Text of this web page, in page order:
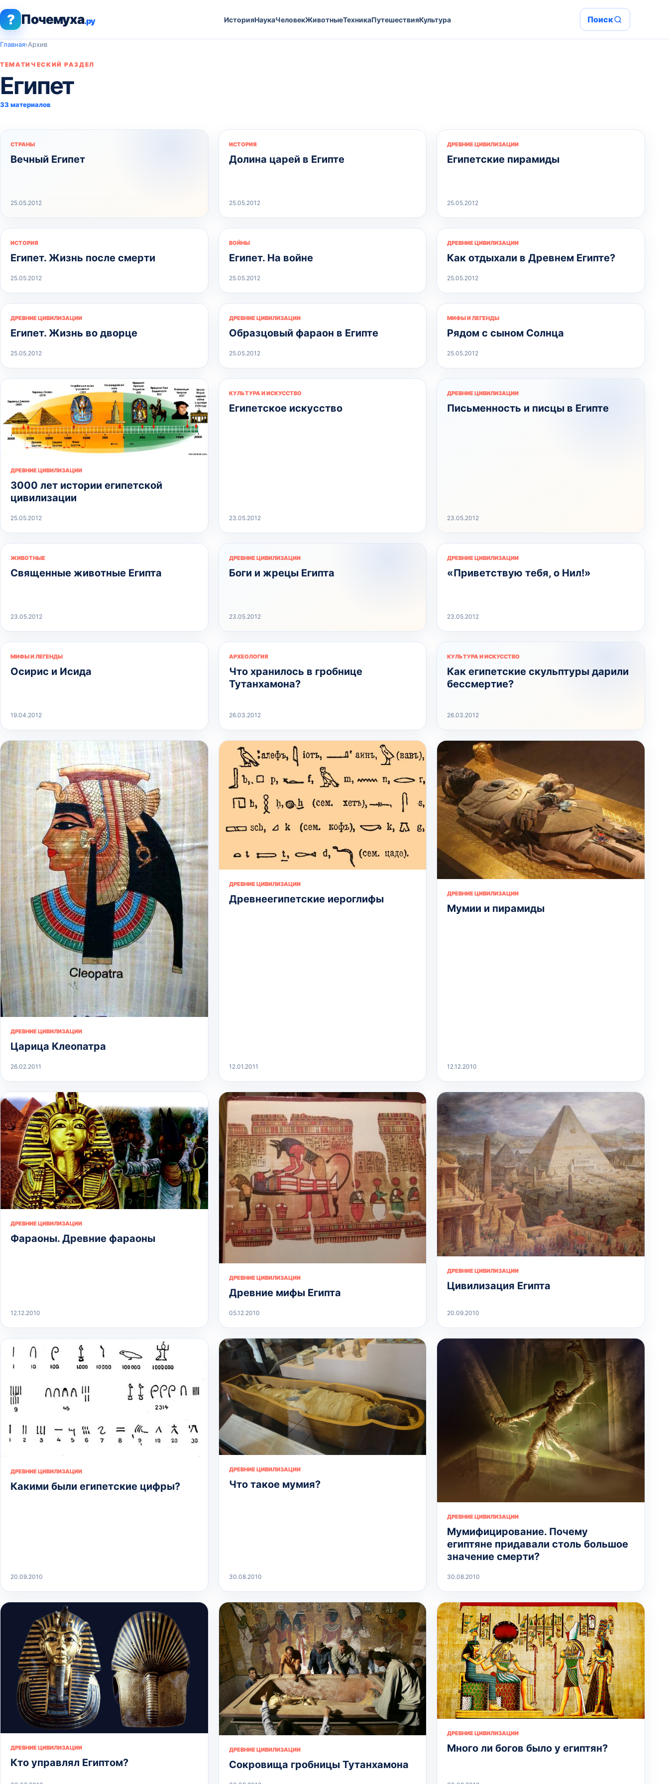
? Почемуха.ру ИсторияНаукаЧеловекЖивотныеТехникаПутешествияКультура Поиск
Главная›Архив
ТЕМАТИЧЕСКИЙ РАЗДЕЛ
Египет
33 материалов
СТРАНЫ
Вечный Египет
25.05.2012
ИСТОРИЯ
Долина царей в Египте
25.05.2012
ДРЕВНИЕ ЦИВИЛИЗАЦИИ
Египетские пирамиды
25.05.2012
ИСТОРИЯ
Египет. Жизнь после смерти
25.05.2012
ВОЙНЫ
Египет. На войне
25.05.2012
ДРЕВНИЕ ЦИВИЛИЗАЦИИ
Как отдыхали в Древнем Египте?
25.05.2012
ДРЕВНИЕ ЦИВИЛИЗАЦИИ
Египет. Жизнь во дворце
25.05.2012
ДРЕВНИЕ ЦИВИЛИЗАЦИИ
Образцовый фараон в Египте
25.05.2012
МИФЫ И ЛЕГЕНДЫ
Рядом с сыном Солнца
25.05.2012
ДРЕВНИЕ ЦИВИЛИЗАЦИИ
3000 лет истории египетской
цивилизации
25.05.2012
КУЛЬТУРА И ИСКУССТВО
Египетское искусство
23.05.2012
ДРЕВНИЕ ЦИВИЛИЗАЦИИ
Письменность и писцы в Египте
23.05.2012
ЖИВОТНЫЕ
Священные животные Египта
23.05.2012
ДРЕВНИЕ ЦИВИЛИЗАЦИИ
Боги и жрецы Египта
23.05.2012
ДРЕВНИЕ ЦИВИЛИЗАЦИИ
«Приветствую тебя, о Нил!»
23.05.2012
МИФЫ И ЛЕГЕНДЫ
Осирис и Исида
19.04.2012
АРХЕОЛОГИЯ
Что хранилось в гробнице
Тутанхамона?
26.03.2012
КУЛЬТУРА И ИСКУССТВО
Как египетские скульптуры дарили
бессмертие?
26.03.2012
ДРЕВНИЕ ЦИВИЛИЗАЦИИ
Царица Клеопатра
26.02.2011
ДРЕВНИЕ ЦИВИЛИЗАЦИИ
Древнеегипетские иероглифы
12.01.2011
ДРЕВНИЕ ЦИВИЛИЗАЦИИ
Мумии и пирамиды
12.12.2010
ДРЕВНИЕ ЦИВИЛИЗАЦИИ
Фараоны. Древние фараоны
12.12.2010
ДРЕВНИЕ ЦИВИЛИЗАЦИИ
Древние мифы Египта
05.12.2010
ДРЕВНИЕ ЦИВИЛИЗАЦИИ
Цивилизация Египта
20.09.2010
ДРЕВНИЕ ЦИВИЛИЗАЦИИ
Какими были египетские цифры?
20.09.2010
ДРЕВНИЕ ЦИВИЛИЗАЦИИ
Что такое мумия?
30.08.2010
ДРЕВНИЕ ЦИВИЛИЗАЦИИ
Мумифицирование. Почему
египтяне придавали столь большое
значение смерти?
30.08.2010
ДРЕВНИЕ ЦИВИЛИЗАЦИИ
Кто управлял Египтом?
ДРЕВНИЕ ЦИВИЛИЗАЦИИ
Сокровища гробницы Тутанхамона
ДРЕВНИЕ ЦИВИЛИЗАЦИИ
Много ли богов было у египтян?